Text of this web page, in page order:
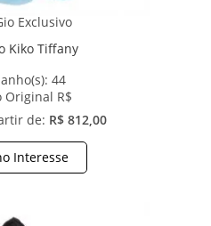
Exclusivo
Kiko Tiffany
44
Original R$
de: R$ 812,00
Interesse